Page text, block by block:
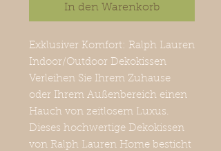
In den Warenkorb
Exklusiver Komfort: Ralph Lauren
Indoor/Outdoor Dekokissen
Verleihen Sie Ihrem Zuhause
oder Ihrem Außenbereich einen
Hauch von zeitlosem Luxus.
Dieses hochwertige Dekokissen
von Ralph Lauren Home besticht